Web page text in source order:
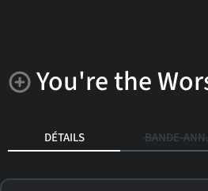
You're the
DÉTAILS BANDE-ANN.